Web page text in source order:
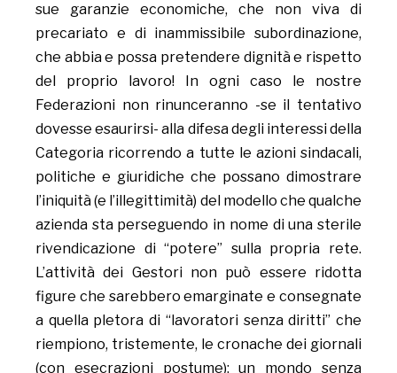
sue garanzie economiche, che non viva di
precariato e di inammissibile subordinazione,
che abbia e possa pretendere dignità e rispetto
del proprio lavoro! In ogni caso le nostre
Federazioni non rinunceranno -se il tentativo
dovesse esaurirsi- alla difesa degli interessi della
Categoria ricorrendo a tutte le azioni sindacali,
politiche e giuridiche che possano dimostrare
l’iniquità (e l’illegittimità) del modello che qualche
azienda sta perseguendo in nome di una sterile
rivendicazione di “potere” sulla propria rete.
L’attività dei Gestori non può essere ridotta
figure che sarebbero emarginate e consegnate
a quella pletora di “lavoratori senza diritti” che
riempiono, tristemente, le cronache dei giornali
(con esecrazioni postume): un mondo senza